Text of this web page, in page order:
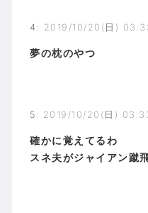
4 : 2019/10/20(日)
夢の枕のやつ
5 : 2019/10/20(日)
確かに覚えてるわ
スネ夫がジャイアン蹴